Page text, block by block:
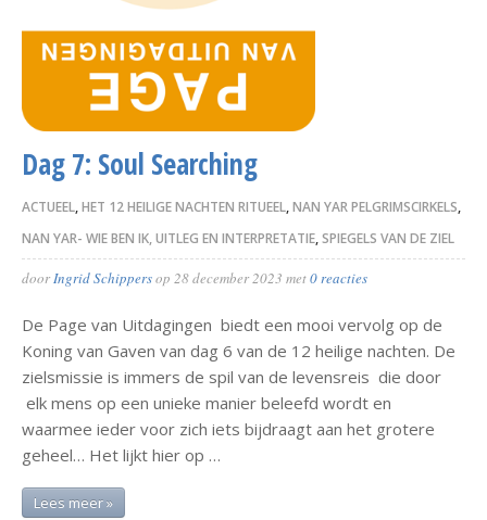
Dag 7: Soul Searching
ACTUEEL,HET 12 HEILIGE NACHTEN RITUEEL,NAN YAR PELGRIMSCIRKELS,
NAN YAR- WIE BEN IK, UITLEG EN INTERPRETATIE,SPIEGELS VAN DE ZIEL
door Ingrid Schippersop 28 december 2023 met0 reacties
De Page van Uitdagingen biedt een mooi vervolg op de
Koning van Gaven van dag 6 van de 12 heilige nachten. De
zielsmissie is immers de spil van de levensreis die door
elk mens op een unieke manier beleefd wordt en
waarmee ieder voor zich iets bijdraagt aan het grotere
geheel… Het lijkt hier op …
Lees meer »